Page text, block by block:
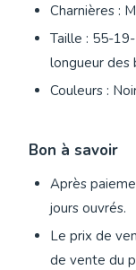
Charnières :
Taille : 55-
longueur des
Couleurs :
Bon à savoir
Après
jours ouvrés.
Le prix de
de vente du